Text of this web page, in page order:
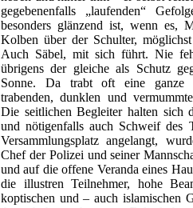
gegebenenfalls „laufenden“
besonders glänzend ist, wenn es,
Kolben über der Schulter,
Auch Säbel, mit sich führt. Nie
übrigens der gleiche als Schutz
Sonne. Da trabt oft eine ganze
trabenden, dunklen und
Die seitlichen Begleiter halten sich
und nötigenfalls auch Schweif des
Versammlungsplatz angelangt,
Chef der Polizei und seiner
und auf die offene Veranda eines
die illustren Teilnehmer, hohe
koptischen und – auch islamischen